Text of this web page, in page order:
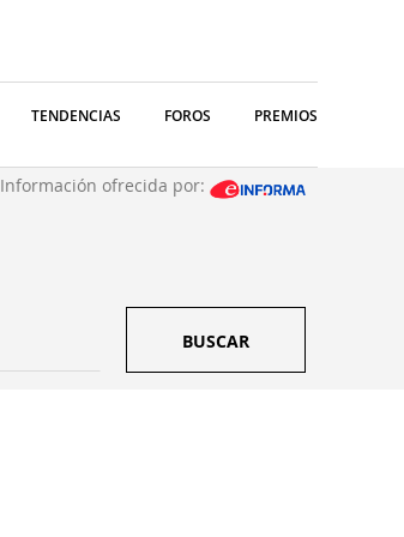
TENDENCIAS FOROS PREMIOS
Información ofrecida por:
BUSCAR